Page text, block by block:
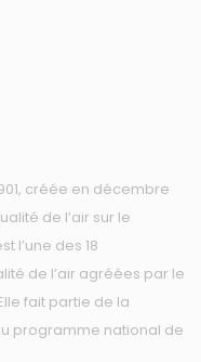
créée en décembre
de l’air sur le
l’une des 18
de l’air agréées par le
fait partie de la
programme national de